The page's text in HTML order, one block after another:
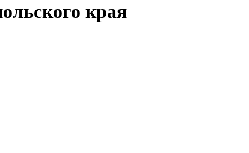
края